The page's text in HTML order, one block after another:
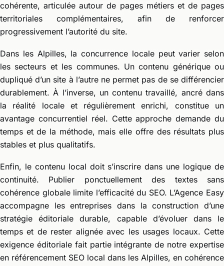
cohérente, articulée autour de pages métiers et de pages
territoriales complémentaires, afin de renforcer
progressivement l’autorité du site.
Dans les Alpilles, la concurrence locale peut varier selon
les secteurs et les communes. Un contenu générique ou
dupliqué d’un site à l’autre ne permet pas de se différencier
durablement. À l’inverse, un contenu travaillé, ancré dans
la réalité locale et régulièrement enrichi, constitue un
avantage concurrentiel réel. Cette approche demande du
temps et de la méthode, mais elle offre des résultats plus
stables et plus qualitatifs.
Enfin, le contenu local doit s’inscrire dans une logique de
continuité. Publier ponctuellement des textes sans
cohérence globale limite l’efficacité du SEO. L’Agence Easy
accompagne les entreprises dans la construction d’une
stratégie éditoriale durable, capable d’évoluer dans le
temps et de rester alignée avec les usages locaux. Cette
exigence éditoriale fait partie intégrante de notre expertise
en référencement SEO local dans les Alpilles, en cohérence